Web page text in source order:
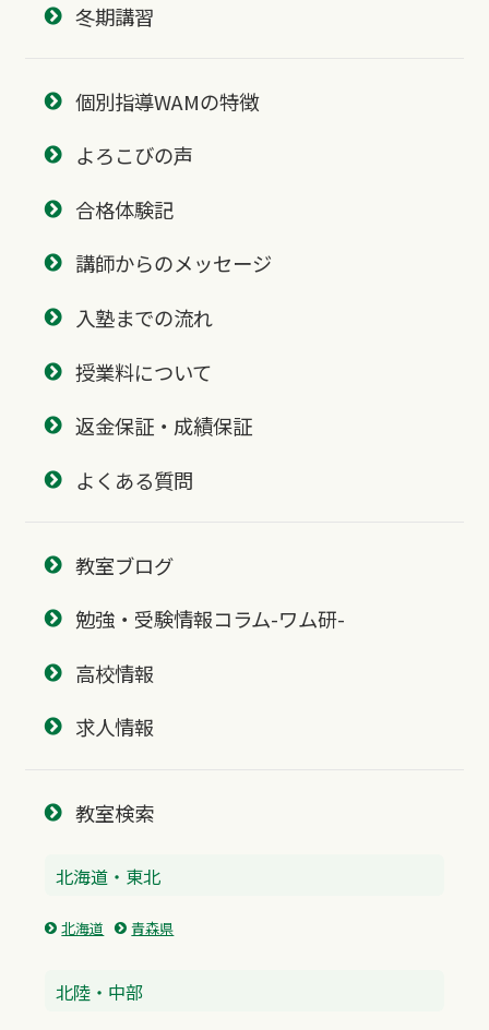
冬期講習
個別指導WAMの特徴
よろこびの声
合格体験記
講師からのメッセージ
入塾までの流れ
授業料について
返金保証・成績保証
よくある質問
教室ブログ
勉強・受験情報コラム-ワム研-
高校情報
求人情報
教室検索
北海道・東北
北海道 青森県
北陸・中部